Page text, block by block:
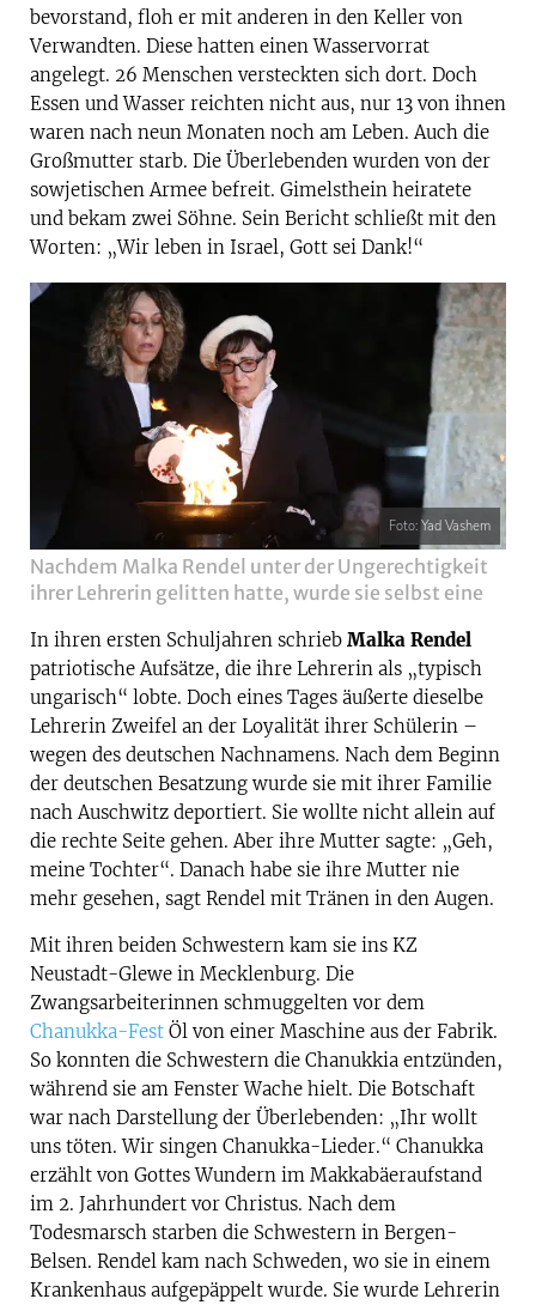
bevorstand, floh er mit anderen in den Keller von
Verwandten. Diese hatten einen Wasservorrat
angelegt. 26 Menschen versteckten sich dort. Doch
Essen und Wasser reichten nicht aus, nur 13 von ihnen
waren nach neun Monaten noch am Leben. Auch die
Großmutter starb. Die Überlebenden wurden von der
sowjetischen Armee befreit. Gimelsthein heiratete
und bekam zwei Söhne. Sein Bericht schließt mit den
Worten: „Wir leben in Israel, Gott sei Dank!“
Foto: Yad Vashem
Nachdem Malka Rendel unter der Ungerechtigkeit
ihrer Lehrerin gelitten hatte, wurde sie selbst eine
In ihren ersten Schuljahren schrieb Malka Rendel
patriotische Aufsätze, die ihre Lehrerin als „typisch
ungarisch“ lobte. Doch eines Tages äußerte dieselbe
Lehrerin Zweifel an der Loyalität ihrer Schülerin –
wegen des deutschen Nachnamens. Nach dem Beginn
der deutschen Besatzung wurde sie mit ihrer Familie
nach Auschwitz deportiert. Sie wollte nicht allein auf
die rechte Seite gehen. Aber ihre Mutter sagte: „Geh,
meine Tochter“. Danach habe sie ihre Mutter nie
mehr gesehen, sagt Rendel mit Tränen in den Augen.
Mit ihren beiden Schwestern kam sie ins KZ
Neustadt-Glewe in Mecklenburg. Die
Zwangsarbeiterinnen schmuggelten vor dem
Chanukka-Fest Öl von einer Maschine aus der Fabrik.
So konnten die Schwestern die Chanukkia entzünden,
während sie am Fenster Wache hielt. Die Botschaft
war nach Darstellung der Überlebenden: „Ihr wollt
uns töten. Wir singen Chanukka-Lieder.“ Chanukka
erzählt von Gottes Wundern im Makkabäeraufstand
im 2. Jahrhundert vor Christus. Nach dem
Todesmarsch starben die Schwestern in Bergen-
Belsen. Rendel kam nach Schweden, wo sie in einem
Krankenhaus aufgepäppelt wurde. Sie wurde Lehrerin